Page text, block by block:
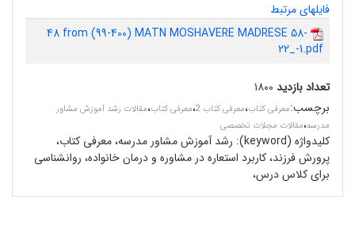
فایلهای مرتبط
48 from (99-400) MATN MOSHAVERE MADRESE 58-
22_-1.pdf
تعداد بازدید ۱۸۰۰
برچسب:معرفی کتاب،معرفی کتاب 2 ،معرفی کتاب،مقالات رشد آموزش مشاور
مدرسه،مقالات مجلات تخصصی
کلیدواژه (keyword):
رشد آموزش مشاور مدرسه، معرفی کتاب،
پرورش فرزند، کاربرد استعاره در مشاوره و درمان خانواده، روانشناسی
برای کلاس درس،